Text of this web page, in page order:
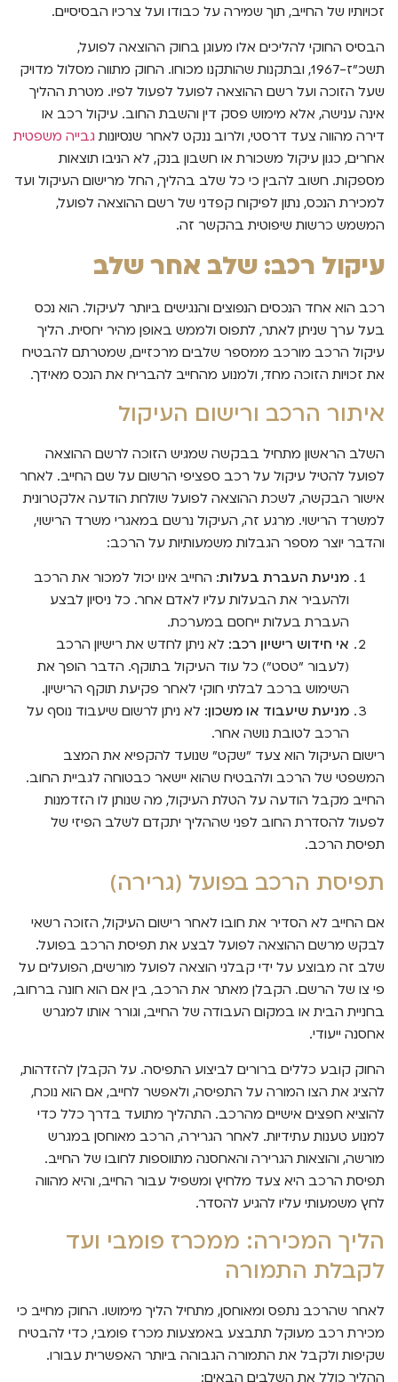
זכויותיו של החייב, תוך שמירה על כבודו ועל צרכיו הבסיסיים.
הבסיס החוקי להליכים אלו מעוגן בחוק ההוצאה לפועל,
תשכ"ז-1967, ובתקנות שהותקנו מכוחו. החוק מתווה מסלול מדויק
שעל הזוכה ועל רשם ההוצאה לפועל לפעול לפיו. מטרת ההליך
אינה ענישה, אלא מימוש פסק דין והשבת החוב. עיקול רכב או
דירה מהווה צעד דרסטי, ולרוב ננקט לאחר שנסיונות גבייה משפטית
אחרים, כגון עיקול משכורת או חשבון בנק, לא הניבו תוצאות
מספקות. חשוב להבין כי כל שלב בהליך, החל מרישום העיקול ועד
למכירת הנכס, נתון לפיקוח קפדני של רשם ההוצאה לפועל,
המשמש כרשות שיפוטית בהקשר זה.
עיקול רכב: שלב אחר שלב
רכב הוא אחד הנכסים הנפוצים והנגישים ביותר לעיקול. הוא נכס
בעל ערך שניתן לאתר, לתפוס ולממש באופן מהיר יחסית. הליך
עיקול הרכב מורכב ממספר שלבים מרכזיים, שמטרתם להבטיח
את זכויות הזוכה מחד, ולמנוע מהחייב להבריח את הנכס מאידך.
איתור הרכב ורישום העיקול
השלב הראשון מתחיל בבקשה שמגיש הזוכה לרשם ההוצאה
לפועל להטיל עיקול על רכב ספציפי הרשום על שם החייב. לאחר
אישור הבקשה, לשכת ההוצאה לפועל שולחת הודעה אלקטרונית
למשרד הרישוי. מרגע זה, העיקול נרשם במאגרי משרד הרישוי,
והדבר יוצר מספר הגבלות משמעותיות על הרכב:
מניעת העברת בעלות: החייב אינו יכול למכור את הרכב
ולהעביר את הבעלות עליו לאדם אחר. כל ניסיון לבצע
העברת בעלות ייחסם במערכת.
אי חידוש רישיון רכב: לא ניתן לחדש את רישיון הרכב
(לעבור "טסט") כל עוד העיקול בתוקף. הדבר הופך את
השימוש ברכב לבלתי חוקי לאחר פקיעת תוקף הרישיון.
מניעת שיעבוד או משכון: לא ניתן לרשום שיעבוד נוסף על
הרכב לטובת נושה אחר.
רישום העיקול הוא צעד "שקט" שנועד להקפיא את המצב
המשפטי של הרכב ולהבטיח שהוא יישאר כבטוחה לגביית החוב.
החייב מקבל הודעה על הטלת העיקול, מה שנותן לו הזדמנות
לפעול להסדרת החוב לפני שההליך יתקדם לשלב הפיזי של
תפיסת הרכב.
תפיסת הרכב בפועל (גרירה)
אם החייב לא הסדיר את חובו לאחר רישום העיקול, הזוכה רשאי
לבקש מרשם ההוצאה לפועל לבצע את תפיסת הרכב בפועל.
שלב זה מבוצע על ידי קבלני הוצאה לפועל מורשים, הפועלים על
פי צו של הרשם. הקבלן מאתר את הרכב, בין אם הוא חונה ברחוב,
בחניית הבית או במקום העבודה של החייב, וגורר אותו למגרש
אחסנה ייעודי.
החוק קובע כללים ברורים לביצוע התפיסה. על הקבלן להזדהות,
להציג את הצו המורה על התפיסה, ולאפשר לחייב, אם הוא נוכח,
להוציא חפצים אישיים מהרכב. התהליך מתועד בדרך כלל כדי
למנוע טענות עתידיות. לאחר הגרירה, הרכב מאוחסן במגרש
מורשה, והוצאות הגרירה והאחסנה מתווספות לחובו של החייב.
תפיסת הרכב היא צעד מלחיץ ומשפיל עבור החייב, והיא מהווה
לחץ משמעותי עליו להגיע להסדר.
הליך המכירה: ממכרז פומבי ועד
לקבלת התמורה
לאחר שהרכב נתפס ומאוחסן, מתחיל הליך מימושו. החוק מחייב כי
מכירת רכב מעוקל תתבצע באמצעות מכרז פומבי, כדי להבטיח
שקיפות ולקבל את התמורה הגבוהה ביותר האפשרית עבורו.
ההליך כולל את השלבים הבאים: